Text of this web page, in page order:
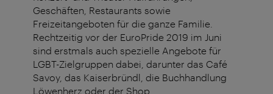
Geschäften, Restaurants sowie
Freizeitangeboten für die ganze Familie.
Rechtzeitig vor der EuroPride 2019 im Juni
sind erstmals auch spezielle Angebote für
LGBT-Zielgruppen dabei, darunter das Café
Savoy, das Kaiserbründl, die Buchhandlung
Löwenherz oder der Shop